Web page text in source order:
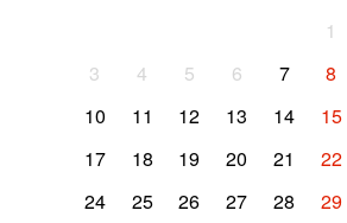
1
3
4 5 6 7 8
10
11 12 13 14 15
17
18 19 20 21 22
24
25 26 27 28 29